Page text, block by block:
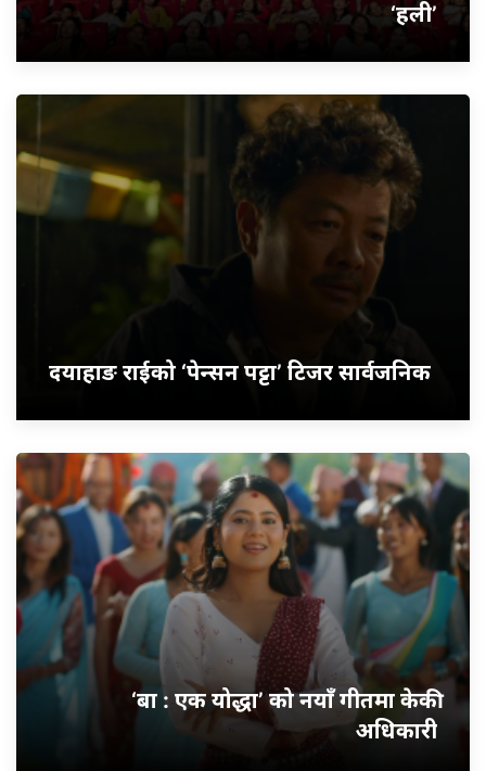
‘हली’
दयाहाङ राईको ‘पेन्सन पट्टा’ टिजर सार्वजनिक
‘बा : एक योद्धा’ को नयाँ गीतमा केकी
अधिकारी